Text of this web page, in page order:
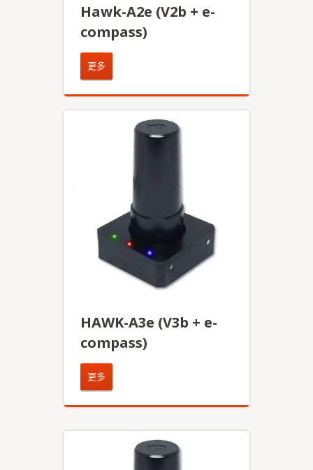
Hawk-A2e (V2b + e-
compass)
更多
HAWK-A3e (V3b + e-
compass)
更多